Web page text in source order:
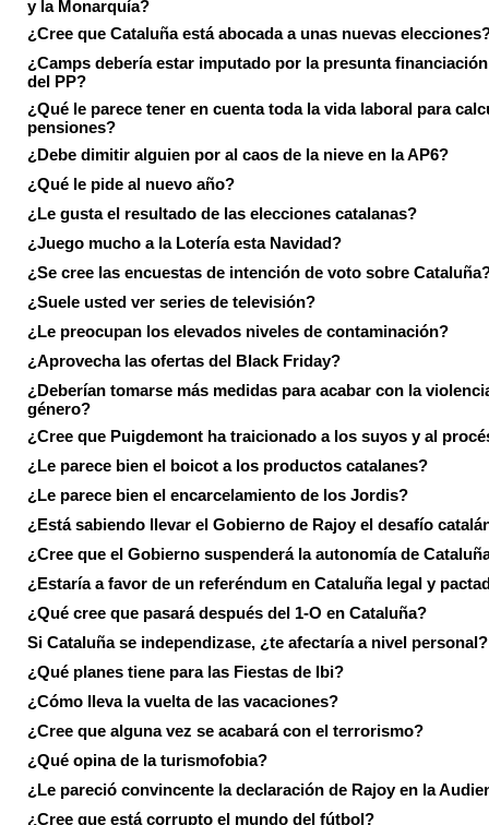
y la Monarquía?
¿Cree que Cataluña está abocada a unas nuevas
¿Camps debería estar imputado por la presunta
del PP?
¿Qué le parece tener en cuenta toda la vida laboral para
pensiones?
¿Debe dimitir alguien por al caos de la nieve en la AP6?
¿Qué le pide al nuevo año?
¿Le gusta el resultado de las elecciones catalanas?
¿Juego mucho a la Lotería esta Navidad?
¿Se cree las encuestas de intención de voto sobre
¿Suele usted ver series de televisión?
¿Le preocupan los elevados niveles de contaminación?
¿Aprovecha las ofertas del Black Friday?
¿Deberían tomarse más medidas para acabar con la
género?
¿Cree que Puigdemont ha traicionado a los suyos y al
¿Le parece bien el boicot a los productos catalanes?
¿Le parece bien el encarcelamiento de los Jordis?
¿Está sabiendo llevar el Gobierno de Rajoy el desafío
¿Cree que el Gobierno suspenderá la autonomía de
¿Estaría a favor de un referéndum en Cataluña legal y
¿Qué cree que pasará después del 1-O en Cataluña?
Si Cataluña se independizase, ¿te afectaría a nivel personal?
¿Qué planes tiene para las Fiestas de Ibi?
¿Cómo lleva la vuelta de las vacaciones?
¿Cree que alguna vez se acabará con el terrorismo?
¿Qué opina de la turismofobia?
¿Le pareció convincente la declaración de Rajoy en la
¿Cree que está corrupto el mundo del fútbol?